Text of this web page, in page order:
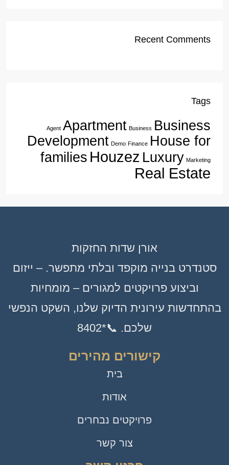
Recent Comments
Tags
Agent Apartment Business Business
Development Demo Finance House for
families Houzez Luxury Marketing
Real Estate
אורן שדות החזקות
סטנדרט בנייה מוקפד ובלתי מתפשר. – ייזום
וביצוע פרויקטים למגורים – מומחיות
בהתחדשות עירונית הדיוק שלנו, השקט הנפשי
שלכם. 📞*8402
קישורים מהירים
בית
אודות
פרויקטים נבחרים
צור קשר